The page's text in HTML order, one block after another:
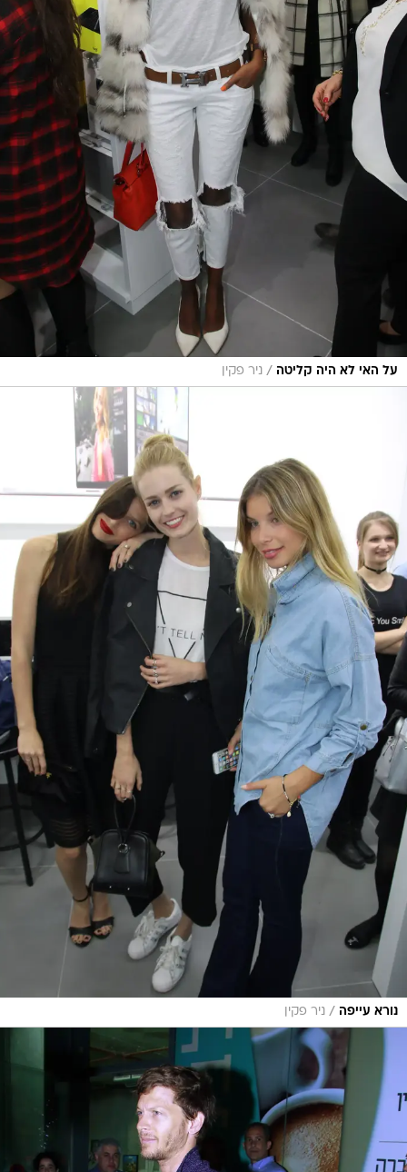
על האי לא היה קליטה / ניר פקין
נורא עייפה / ניר פקין